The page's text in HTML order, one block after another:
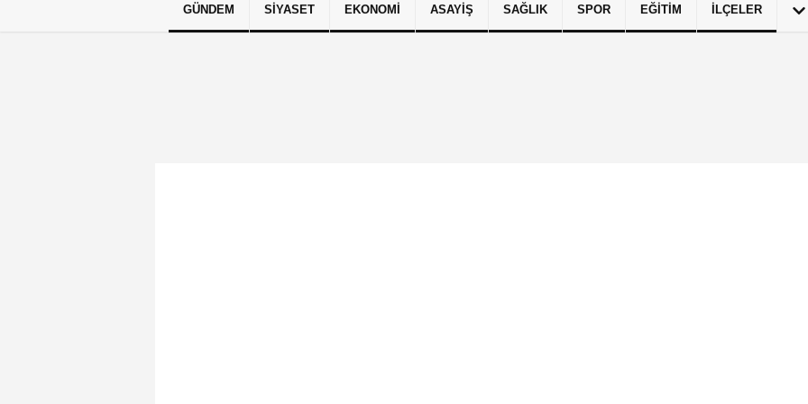
Künye İletişim Çerez Politikası Gizlilik İlkeleri
GÜNDEM SIYASET EKONOMI ASAYIŞ SAĞLIK SPOR EĞITIM İLÇELER